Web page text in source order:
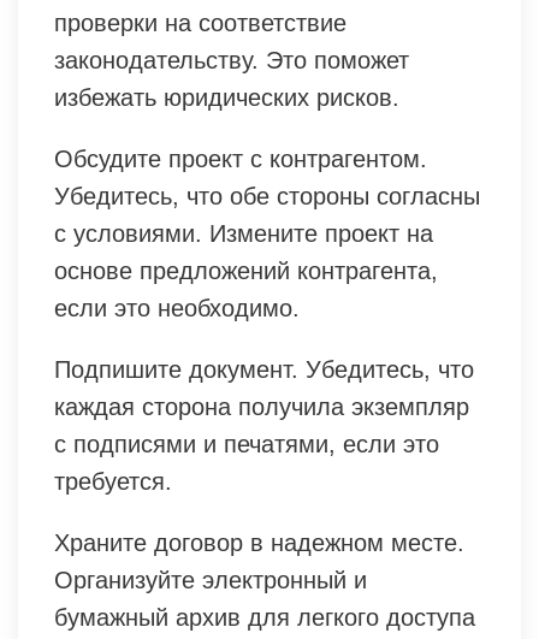
проверки на соответствие
законодательству. Это поможет
избежать юридических рисков.
Обсудите проект с контрагентом.
Убедитесь, что обе стороны согласны
с условиями. Измените проект на
основе предложений контрагента,
если это необходимо.
Подпишите документ. Убедитесь, что
каждая сторона получила экземпляр
с подписями и печатями, если это
требуется.
Храните договор в надежном месте.
Организуйте электронный и
бумажный архив для легкого доступа